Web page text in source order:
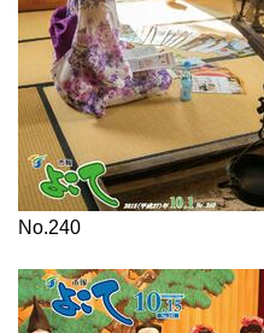
No.240